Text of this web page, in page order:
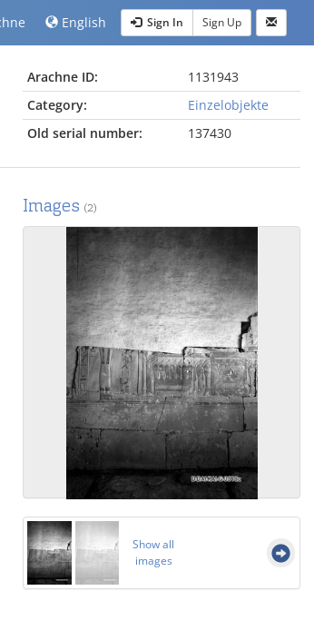
English Sign In Sign Up
Arachne ID:
1131943
Category:
Einzelobjekte
Old serial number:
137430
Images (2)
Show all
images